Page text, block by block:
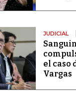
JUDICIAL
el caso
Vargas